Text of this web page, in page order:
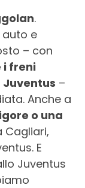
.
e
– con
i freni
Juventus –
Anche a
o una
Cagliari,
E
Juventus